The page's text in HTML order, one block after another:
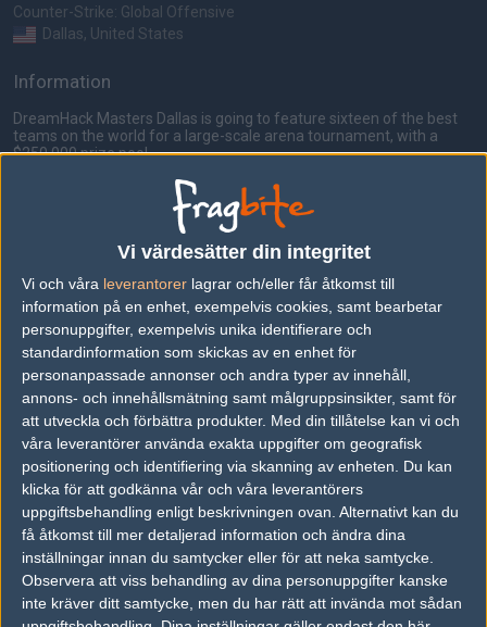
Vi värdesätter din integritet
Vi och våra leverantorer lagrar och/eller får åtkomst till
information på en enhet, exempelvis cookies, samt bearbetar
personuppgifter, exempelvis unika identifierare och
standardinformation som skickas av en enhet för
personanpassade annonser och andra typer av innehåll,
annons- och innehållsmätning samt målgruppsinsikter, samt för
att utveckla och förbättra produkter. Med din tillåtelse kan vi och
våra leverantörer använda exakta uppgifter om geografisk
positionering och identifiering via skanning av enheten. Du kan
klicka för att godkänna vår och våra leverantörers
uppgiftsbehandling enligt beskrivningen ovan. Alternativt kan du
få åtkomst till mer detaljerad information och ändra dina
inställningar innan du samtycker eller för att neka samtycke.
Observera att viss behandling av dina personuppgifter kanske
inte kräver ditt samtycke, men du har rätt att invända mot sådan
Counter-Strike: Global Offensive
Dallas, United States
Information
DreamHack Masters Dallas is going to feature sixteen of the best
teams on the world for a large-scale arena tournament, with a
$250,000 prize pool.
Teams are split into two groups of eight teams each. The top three
teams from each group advance to the playoffs.
Playoffs:
Single elimination bracket with Best-of-Three matches.
Följ oss i social media
Följ oss på Facebook
Följ oss på Twitter
Följ oss på Instagram
Följ oss på Twitch
Information